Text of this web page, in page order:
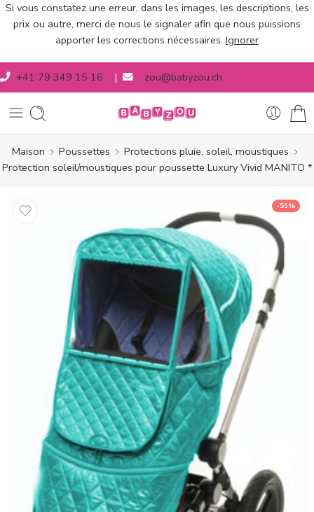
Si vous constatez une erreur, dans les images, les descriptions, les
prix ou autre, merci de nous le signaler afin que nous puissions
apporter les corrections nécessaires. Ignorer
+41 79 349 15 16 | zou@babyzou.ch
Maison Poussettes
Protections pluie, soleil, moustiques
Protection soleil/moustiques pour poussette Luxury Vivid MANITO *
-51%